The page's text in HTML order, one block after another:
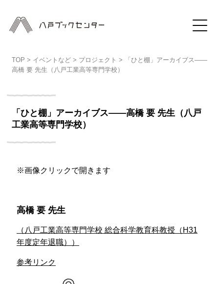
TOP > イベントなど> プロジェクト >
「ひと棚」アーカイブス――
高橋 要 先生（八戸工業高等専門学校）
「ひと棚」アーカイブス――高橋 要 先生（八戸
工業高等専門学校）
※画像クリックで開きます
高橋 要 先生
（八戸工業高等専門学校 総合科学教育科教授（H31
年度定年退職））
参考リンク